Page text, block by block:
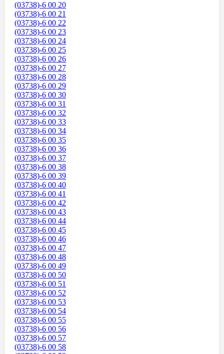
(03738)-6 00 20
(03738)-6 00 21
(03738)-6 00 22
(03738)-6 00 23
(03738)-6 00 24
(03738)-6 00 25
(03738)-6 00 26
(03738)-6 00 27
(03738)-6 00 28
(03738)-6 00 29
(03738)-6 00 30
(03738)-6 00 31
(03738)-6 00 32
(03738)-6 00 33
(03738)-6 00 34
(03738)-6 00 35
(03738)-6 00 36
(03738)-6 00 37
(03738)-6 00 38
(03738)-6 00 39
(03738)-6 00 40
(03738)-6 00 41
(03738)-6 00 42
(03738)-6 00 43
(03738)-6 00 44
(03738)-6 00 45
(03738)-6 00 46
(03738)-6 00 47
(03738)-6 00 48
(03738)-6 00 49
(03738)-6 00 50
(03738)-6 00 51
(03738)-6 00 52
(03738)-6 00 53
(03738)-6 00 54
(03738)-6 00 55
(03738)-6 00 56
(03738)-6 00 57
(03738)-6 00 58